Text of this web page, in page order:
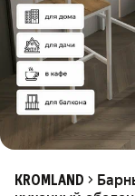
KROMLAND